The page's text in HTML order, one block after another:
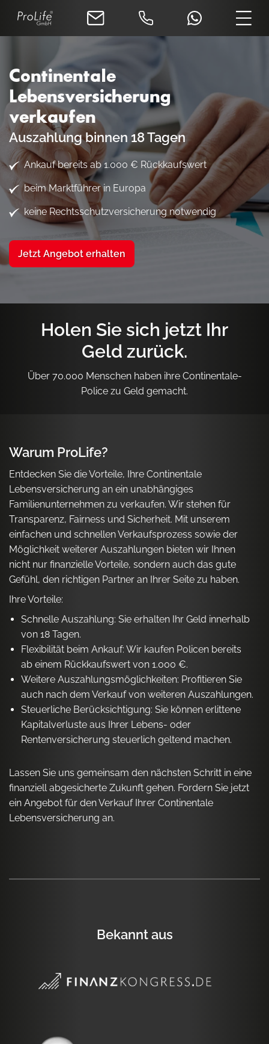
Continentale
Lebensversicherung
verkaufen
Auszahlung binnen 18 Tagen
Ankauf bereits ab 1.000 € Rückkaufswert
beim Marktführer in Europa
keine Rechtsschutzversicherung notwendig
Jetzt Angebot erhalten
Holen Sie sich jetzt Ihr
Geld zurück.
Über 70.000 Menschen haben ihre Continentale-
Police zu Geld gemacht.
Warum ProLife?
Entdecken Sie die Vorteile, Ihre Continentale
Lebensversicherung an ein unabhängiges
Familienunternehmen zu verkaufen. Wir stehen für
Transparenz, Fairness und Sicherheit. Mit unserem
einfachen und schnellen Verkaufsprozess sowie der
Möglichkeit weiterer Auszahlungen bieten wir Ihnen
nicht nur finanzielle Vorteile, sondern auch das gute
Gefühl, den richtigen Partner an Ihrer Seite zu haben.
Ihre Vorteile:
Schnelle Auszahlung: Sie erhalten Ihr Geld innerhalb
von 18 Tagen.
Flexibilität beim Ankauf: Wir kaufen Policen bereits
ab einem Rückkaufswert von 1.000 €.
Weitere Auszahlungsmöglichkeiten: Profitieren Sie
auch nach dem Verkauf von weiteren Auszahlungen.
Steuerliche Berücksichtigung: Sie können erlittene
Kapitalverluste aus Ihrer Lebens- oder
Rentenversicherung steuerlich geltend machen.
Lassen Sie uns gemeinsam den nächsten Schritt in eine
finanziell abgesicherte Zukunft gehen. Fordern Sie jetzt
ein Angebot für den Verkauf Ihrer Continentale
Lebensversicherung an.
Bekannt aus